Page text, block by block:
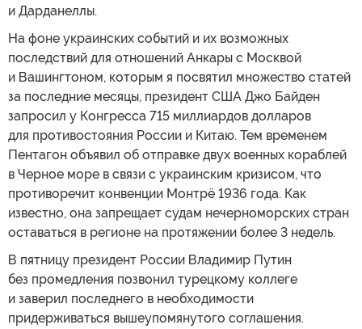
и Дарданеллы.
На фоне украинских событий и их возможных
последствий для отношений Анкары с Москвой
и Вашингтоном, которым я посвятил множество статей
за последние месяцы, президент США Джо Байден
запросил у Конгресса 715 миллиардов долларов
для противостояния России и Китаю. Тем временем
Пентагон объявил об отправке двух военных кораблей
в Черное море в связи с украинским кризисом, что
противоречит конвенции Монтрё 1936 года. Как
известно, она запрещает судам нечерноморских стран
оставаться в регионе на протяжении более 3 недель.
В пятницу президент России Владимир Путин
без промедления позвонил турецкому коллеге
и заверил последнего в необходимости
придерживаться вышеупомянутого соглашения.